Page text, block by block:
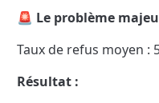
🚨 Le problème
Taux de refus moyen :
Résultat :